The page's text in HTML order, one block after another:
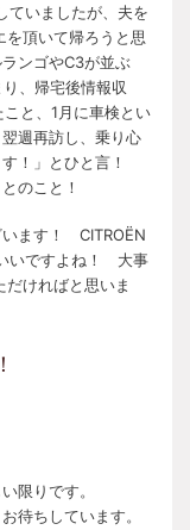
ていましたが、夫を
を頂いて帰ろうと思
ンゴやC3が並ぶ
、帰宅後情報収
と、1月に車検とい
週再訪し、乗り心
す！」とひと言！
のこと！
ます！ CITROËN
いですよね！ 大事
だければと思いま
限りです。
待ちしています。